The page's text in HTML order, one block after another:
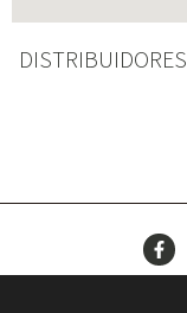
DISTRIBUIDORES